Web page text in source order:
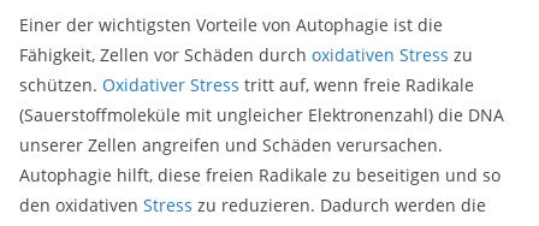
Einer der wichtigsten Vorteile von Autophagie ist die
Fähigkeit, Zellen vor Schäden durch oxidativen Stress zu
schützen. Oxidativer Stress tritt auf, wenn freie Radikale
(Sauerstoffmoleküle mit ungleicher Elektronenzahl) die DNA
unserer Zellen angreifen und Schäden verursachen.
Autophagie hilft, diese freien Radikale zu beseitigen und so
den oxidativen Stress zu reduzieren. Dadurch werden die